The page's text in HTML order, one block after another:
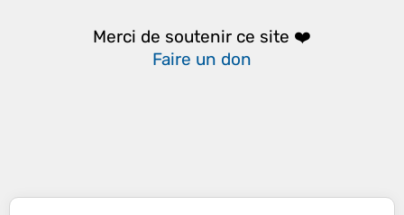
Merci de soutenir ce site ❤️
Faire un don